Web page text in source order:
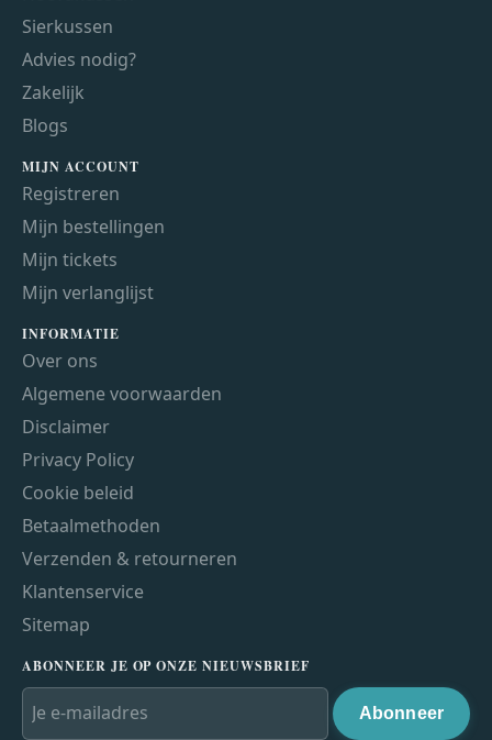
Sierkussen
Advies nodig?
Zakelijk
Blogs
MIJN ACCOUNT
Registreren
Mijn bestellingen
Mijn tickets
Mijn verlanglijst
INFORMATIE
Over ons
Algemene voorwaarden
Disclaimer
Privacy Policy
Cookie beleid
Betaalmethoden
Verzenden & retourneren
Klantenservice
Sitemap
ABONNEER JE OP ONZE NIEUWSBRIEF
Abonneer